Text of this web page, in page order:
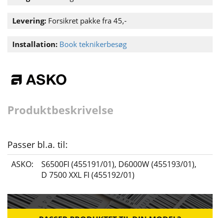
Levering: Forsikret pakke fra 45,-
Installation: Book teknikerbesøg
Produktbeskrivelse
Passer bl.a. til:
ASKO: S6500FI (455191/01), D6000W (455193/01),
D 7500 XXL FI (455192/01)